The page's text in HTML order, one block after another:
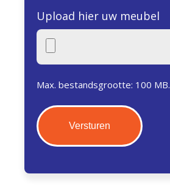
Upload hier uw meubel
Max. bestandsgrootte: 100 MB.